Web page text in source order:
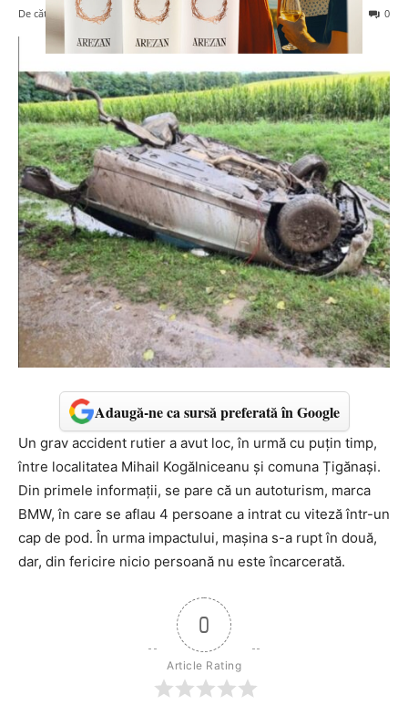
De către Eva MIRON 29 august 2021 0
Adaugă-ne ca sursă preferată în Google
Un grav accident rutier a avut loc, în urmă cu puțin timp,
între localitatea Mihail Kogălniceanu și comuna Țigănași.
Din primele informații, se pare că un autoturism, marca
BMW, în care se aflau 4 persoane a intrat cu viteză într-un
cap de pod. În urma impactului, mașina s-a rupt în două,
dar, din fericire nicio persoană nu este încarcerată.
0
Article Rating